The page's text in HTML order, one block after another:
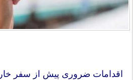
اقدامات ضروری پیش از سفر